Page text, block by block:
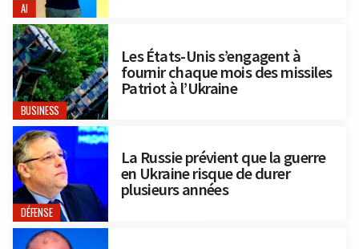
AI
BUSINESS
Les États-Unis s’engagent à
fournir chaque mois des missiles
Patriot à l’Ukraine
DÉFENSE
La Russie prévient que la guerre
en Ukraine risque de durer
plusieurs années